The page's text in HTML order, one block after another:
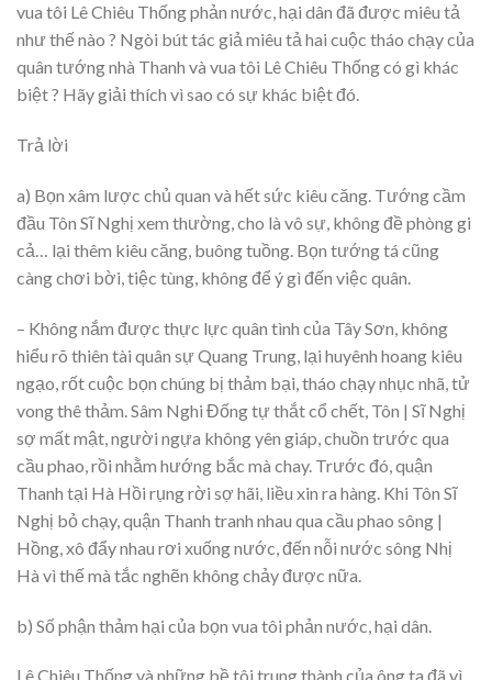
vua tôi Lê Chiêu Thống phản nước, hại dân đã được miêu tả
như thế nào ? Ngòi bút tác giả miêu tả hai cuộc tháo chạy của
quân tướng nhà Thanh và vua tôi Lê Chiêu Thống có gì khác
biệt ? Hãy giải thích vì sao có sự khác biệt đó.
Trả lời
a) Bọn xâm lược chủ quan và hết sức kiêu căng. Tướng cầm
đầu Tôn Sĩ Nghị xem thường, cho là vô sự, không đề phòng gi
cả… lại thêm kiêu căng, buông tuồng. Bọn tướng tá cũng
càng chơi bời, tiệc tùng, không để ý gì đến việc quân.
– Không nắm được thực lực quân tình của Tây Sơn, không
hiểu rõ thiên tài quân sự Quang Trung, lại huyênh hoang kiêu
ngạo, rốt cuộc bọn chúng bị thảm bại, tháo chạy nhục nhã, tử
vong thê thảm. Sâm Nghi Đống tự thắt cổ chết, Tôn | Sĩ Nghị
sợ mất mật, người ngựa không yên giáp, chuồn trước qua
cầu phao, rồi nhằm hướng bắc mà chay. Trước đó, quận
Thanh tại Hà Hồi rụng rời sợ hãi, liều xin ra hàng. Khi Tôn Sĩ
Nghị bỏ chạy, quận Thanh tranh nhau qua cầu phao sông |
Hồng, xô đẩy nhau rơi xuống nước, đến nỗi nước sông Nhị
Hà vì thế mà tắc nghẽn không chảy được nữa.
b) Số phận thảm hại của bọn vua tôi phản nước, hại dân.
Lê Chiêu Thống và những bề tôi trung thành của ông ta đã vì